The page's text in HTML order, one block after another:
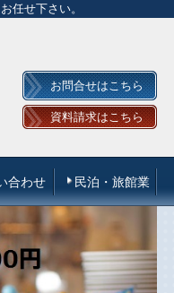
任せ下さい。
お問合せはこちら
資料請求はこちら
合わせ 民泊・旅館業